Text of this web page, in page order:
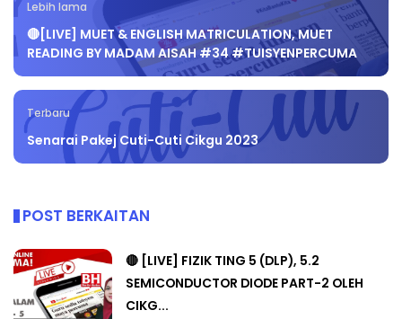
Lebih lama
🔴[LIVE] MUET & ENGLISH MATRICULATION, MUET
READING BY MADAM AISAH #34 #TUISYENPERCUMA
Terbaru
Senarai Pakej Cuti-Cuti Cikgu 2023
POST BERKAITAN
🔴 [LIVE] FIZIK TING 5 (DLP), 5.2
SEMICONDUCTOR DIODE PART-2 OLEH
CIKG...